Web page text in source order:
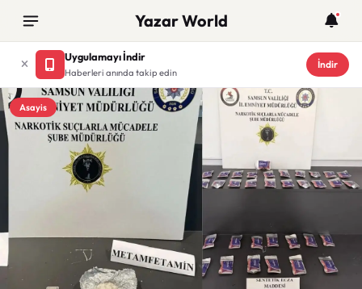
Yazar World
Uygulamayı İndir
Haberleri anında takip edin
İndir
Asayis